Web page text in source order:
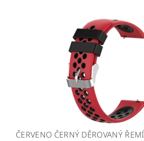
ČERVENO ČERNÝ DĚROVANÝ